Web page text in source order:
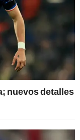
nuevos detalles